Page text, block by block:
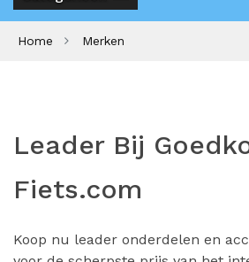
Home Merken
Leader Bij
Fiets.com
Koop nu leader onderdelen en